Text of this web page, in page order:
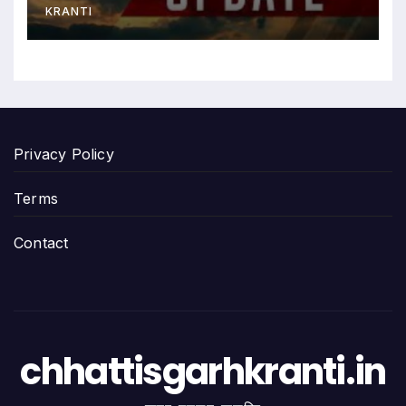
KRANTI
Privacy Policy
Terms
Contact
chhattisgarhkranti.in